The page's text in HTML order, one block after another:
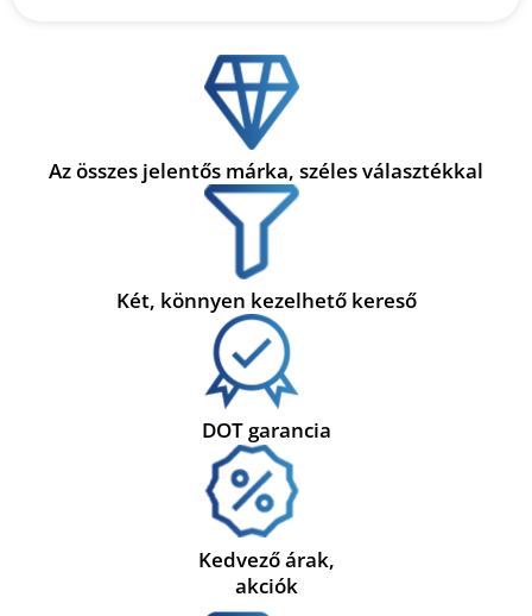
Az összes jelentős márka, széles választékkal
Két, könnyen kezelhető kereső
DOT garancia
Kedvező árak,
akciók